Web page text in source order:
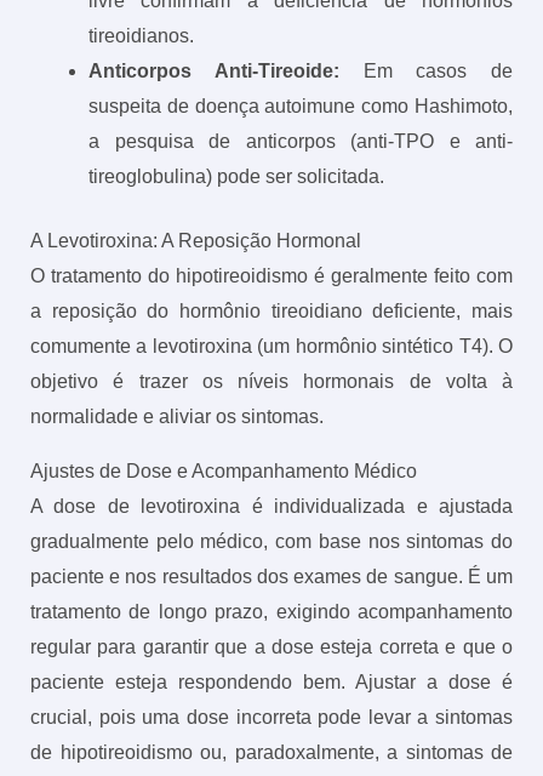
tireoidianos.
Anticorpos Anti-Tireoide: Em casos de
suspeita de doença autoimune como Hashimoto,
a pesquisa de anticorpos (anti-TPO e anti-
tireoglobulina) pode ser solicitada.
A Levotiroxina: A Reposição Hormonal
O tratamento do hipotireoidismo é geralmente feito com
a reposição do hormônio tireoidiano deficiente, mais
comumente a levotiroxina (um hormônio sintético T4). O
objetivo é trazer os níveis hormonais de volta à
normalidade e aliviar os sintomas.
Ajustes de Dose e Acompanhamento Médico
A dose de levotiroxina é individualizada e ajustada
gradualmente pelo médico, com base nos sintomas do
paciente e nos resultados dos exames de sangue. É um
tratamento de longo prazo, exigindo acompanhamento
regular para garantir que a dose esteja correta e que o
paciente esteja respondendo bem. Ajustar a dose é
crucial, pois uma dose incorreta pode levar a sintomas
de hipotireoidismo ou, paradoxalmente, a sintomas de